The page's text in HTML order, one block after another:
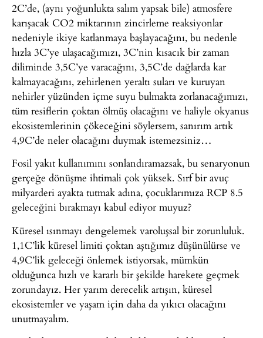
2C’de, (aynı yoğunlukta salım yapsak bile) atmosfere
karışacak CO2 miktarının zincirleme reaksiyonlar
nedeniyle ikiye katlanmaya başlayacağını, bu nedenle
hızla 3C’ye ulaşacağımızı, 3C’nin kısacık bir zaman
diliminde 3,5C’ye varacağını, 3,5C’de dağlarda kar
kalmayacağını, zehirlenen yeraltı suları ve kuruyan
nehirler yüzünden içme suyu bulmakta zorlanacağımızı,
tüm resiflerin çoktan ölmüş olacağını ve haliyle okyanus
ekosistemlerinin çökeceğini söylersem, sanırım artık
4,9C’de neler olacağını duymak istemezsiniz…
Fosil yakıt kullanımını sonlandıramazsak, bu senaryonun
gerçeğe dönüşme ihtimali çok yüksek. Sırf bir avuç
milyarderi ayakta tutmak adına, çocuklarımıza RCP 8.5
geleceğini bırakmayı kabul ediyor muyuz?
Küresel ısınmayı dengelemek varoluşsal bir zorunluluk.
1,1C’lik küresel limiti çoktan aştığımız düşünülürse ve
4,9C’lik geleceği önlemek istiyorsak, mümkün
olduğunca hızlı ve kararlı bir şekilde harekete geçmek
zorundayız. Her yarım derecelik artışın, küresel
ekosistemler ve yaşam için daha da yıkıcı olacağını
unutmayalım.